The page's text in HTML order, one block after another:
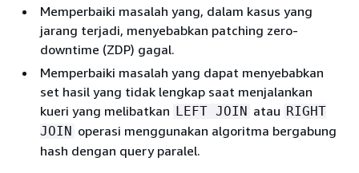
Memperbaiki masalah yang, dalam kasus yang
jarang terjadi, menyebabkan patching zero-
downtime (ZDP) gagal.
Memperbaiki masalah yang dapat menyebabkan
set hasil yang tidak lengkap saat menjalankan
kueri yang melibatkan LEFT JOIN atau RIGHT
JOIN operasi menggunakan algoritma bergabung
hash dengan query paralel.